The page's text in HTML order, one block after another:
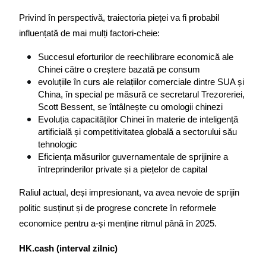
Privind în perspectivă, traiectoria pieței va fi probabil
influențată de mai mulți factori-cheie:
Succesul eforturilor de reechilibrare economică ale
Chinei către o creștere bazată pe consum
evoluțiile în curs ale relațiilor comerciale dintre SUA și
China, în special pe măsură ce secretarul Trezoreriei,
Scott Bessent, se întâlnește cu omologii chinezi
Evoluția capacităților Chinei în materie de inteligență
artificială și competitivitatea globală a sectorului său
tehnologic
Eficiența măsurilor guvernamentale de sprijinire a
întreprinderilor private și a piețelor de capital
Raliul actual, deși impresionant, va avea nevoie de sprijin
politic susținut și de progrese concrete în reformele
economice pentru a-și menține ritmul până în 2025.
HK.cash (interval zilnic)